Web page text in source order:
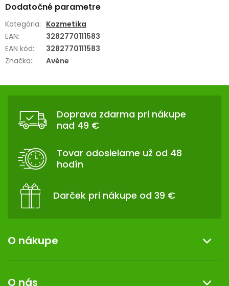
Dodatočné parametre
Kategória: Kozmetika
EAN:
3282770111583
EAN kód::
3282770111583
Značka:: Avène
Z
Doprava zdarma pri nákupe
nad 49 €
Tovar odosielame už od 48
hodín
Darček pri nákupe od 39 €
O nákupe
O nás